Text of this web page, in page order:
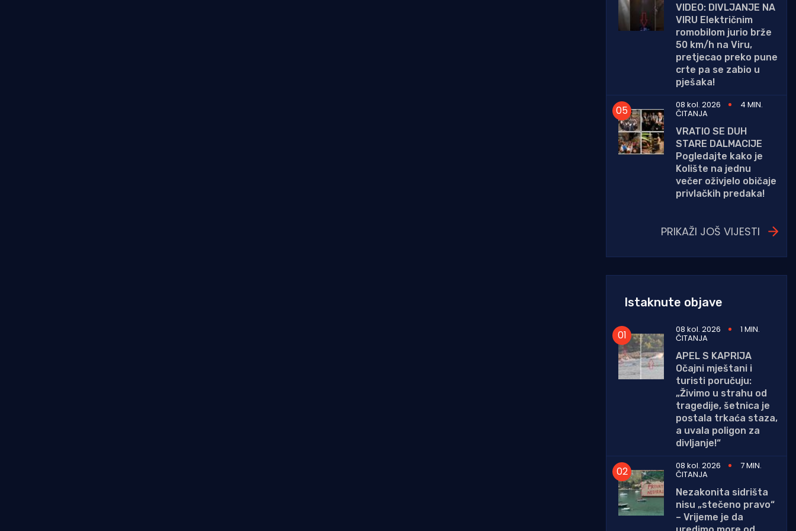
VIDEO: DIVLJANJE NA
VIRU Električnim
romobilom jurio brže
50 km/h na Viru,
pretjecao preko pune
crte pa se zabio u
pješaka!
08 kol. 2026
4 MIN.
ČITANJA
VRATIO SE DUH
STARE DALMACIJE
Pogledajte kako je
Kolište na jednu
večer oživjelo običaje
privlačkih predaka!
PRIKAŽI JOŠ VIJESTI
Istaknute objave
08 kol. 2026 1 MIN.
ČITANJA
APEL S KAPRIJA
Očajni mještani i
turisti poručuju:
„Živimo u strahu od
tragedije, šetnica je
postala trkaća staza,
a uvala poligon za
divljanje!“
08 kol. 2026
7 MIN.
ČITANJA
Nezakonita sidrišta
nisu „stečeno pravo“
– Vrijeme je da